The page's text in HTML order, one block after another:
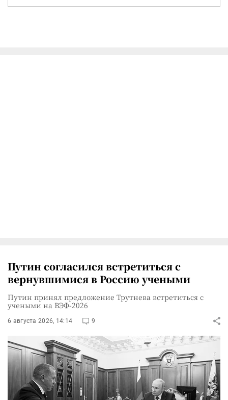
Путин согласился встретиться с
вернувшимися в Россию учеными
Путин принял предложение Трутнева встретиться с
учеными на ВЭФ-2026
6 августа 2026, 14:14 9